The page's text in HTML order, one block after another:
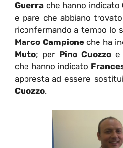
Guerra che hanno indicato
e pare che abbiano
riconfermando a tempo lo
Marco Campioneche ha
Muto; per Pino Cuozzoe
che hanno indicato
appresta ad essere
Cuozzo.